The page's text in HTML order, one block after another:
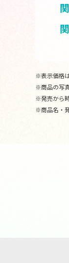
※表示価格
※商品の写
※発売から
※商品名・